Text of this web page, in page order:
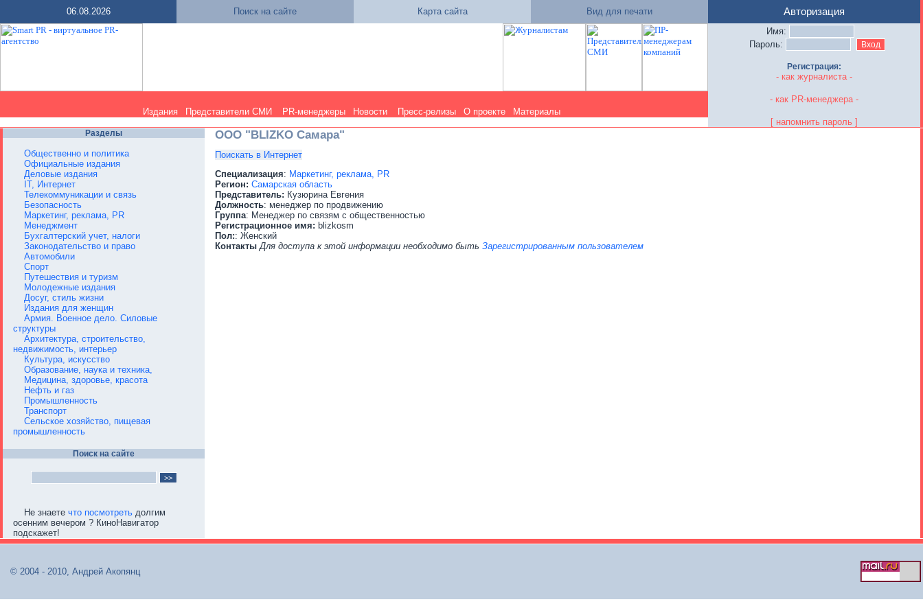
06.08.2026 Поиск на сайте Карта сайта Вид для печати
Издания Представители СМИ PR-менеджеры Новости Пресс-релизы О проекте Материалы
Авторизация
Имя:
Пароль:
Регистрация:
- как журналиста -
- как PR-менеджера -
[ напомнить пароль ]
Разделы
Общественно и политика
Официальные издания
Деловые издания
IT, Интернет
Телекоммуникации и связь
Безопасность
Маркетинг, реклама, PR
Менеджмент
Бухгалтерский учет, налоги
Законодательство и право
Автомобили
Спорт
Путешествия и туризм
Молодежные издания
Досуг, стиль жизни
Издания для женщин
Армия. Военное дело. Силовые
структуры
Архитектура, строительство,
недвижимость, интерьер
Культура, искусство
Образование, наука и техника,
Медицина, здоровье, красота
Нефть и газ
Промышленность
Транспорт
Сельское хозяйство, пищевая
промышленность
Поиск на сайте
Не знаете что посмотреть долгим
осенним вечером ? КиноНавигатор
подскажет!
ООО "BLIZKO Самара"
Поискать в Интернет
Специализация: Маркетинг, реклама, PR
Регион: Самарская область
Представитель: Кузюрина Евгения
Должность: менеджер по продвижению
Группа: Менеджер по связям с общественностью
Регистрационное имя: blizkosm
Пол:: Женский
Контакты Для доступа к этой информации необходимо быть Зарегистрированным пользователем
© 2004 - 2010, Андрей Акопянц